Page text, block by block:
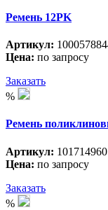
Ремень 12PK
Артикул:
Цена: по запросу
Заказать
%
Ремень
Артикул:
Цена: по запросу
Заказать
%